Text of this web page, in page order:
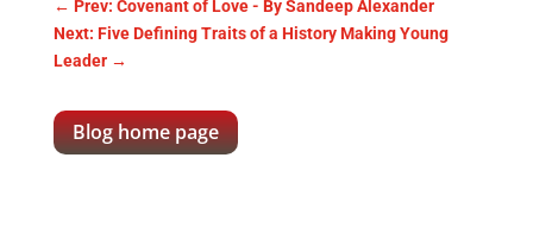
← Prev: Covenant of Love - By Sandeep Alexander
Next: Five Defining Traits of a History Making Young
Leader→
Blog home page